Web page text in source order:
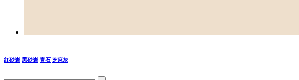
红砂岩 黑砂岩 青石 芝麻灰